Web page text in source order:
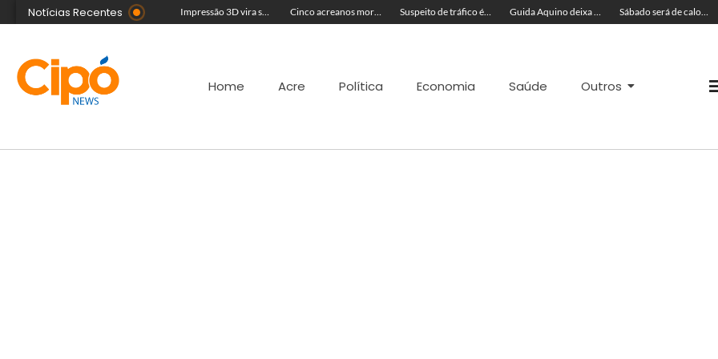
Notícias Recentes
Foragido da Justiça se casa durante a Expoacre, mas é preso logo depois por reconhecimento facial Impressão 3D vira sucesso na Feira de Negócios do Novenário com brinquedos personalizados e sensoriais Cinco acreanos mortos em acidente trágico na BR-364 são velados juntos Suspeito de tráfico é preso com skunk, cocaína e munições em residência Guida Aquino deixa reitoria da Ufac e publica carta aberta com balanço de gestão Sábado será de calor de até 37ºC e tempo muito ventilado no Acre; veja a previsão
Home Acre Política Economia Saúde Outros